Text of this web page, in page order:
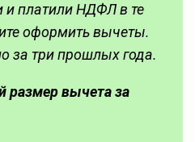
и платили НДФЛ в те
оформить вычеты.
за три прошлых года.
размервычета за